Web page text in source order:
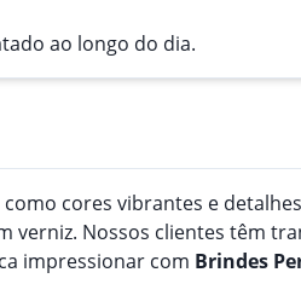
ao longo do dia.
como cores vibrantes e
verniz. Nossos clientes têm
impressionar com Brindes